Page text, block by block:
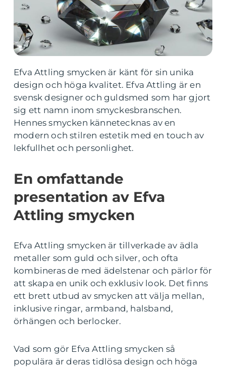
Efva Attling smycken är känt för sin unika
design och höga kvalitet. Efva Attling är en
svensk designer och guldsmed som har gjort
sig ett namn inom smyckesbranschen.
Hennes smycken kännetecknas av en
modern och stilren estetik med en touch av
lekfullhet och personlighet.
En omfattande
presentation av Efva
Attling smycken
Efva Attling smycken är tillverkade av ädla
metaller som guld och silver, och ofta
kombineras de med ädelstenar och pärlor för
att skapa en unik och exklusiv look. Det finns
ett brett utbud av smycken att välja mellan,
inklusive ringar, armband, halsband,
örhängen och berlocker.
Vad som gör Efva Attling smycken så
populära är deras tidlösa design och höga